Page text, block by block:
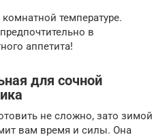
температуре.
в
аппетита!
для сочной
не сложно, зато зимой
вам время и силы. Она